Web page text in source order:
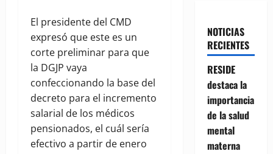
El presidente del CMD
expresó que este es un
corte preliminar para que
la DGJP vaya
confeccionando la base del
decreto para el incremento
salarial de los médicos
pensionados, el cuál sería
efectivo a partir de enero
NOTICIAS
RECIENTES
RESIDE
destaca la
importancia
de la salud
mental
materna